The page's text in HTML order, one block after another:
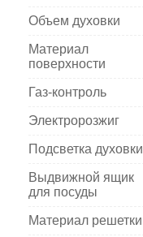
Объем духовки
Материал
поверхности
Газ-контроль
Электророзжиг
Подсветка духовки
Выдвижной ящик
для посуды
Материал решетки